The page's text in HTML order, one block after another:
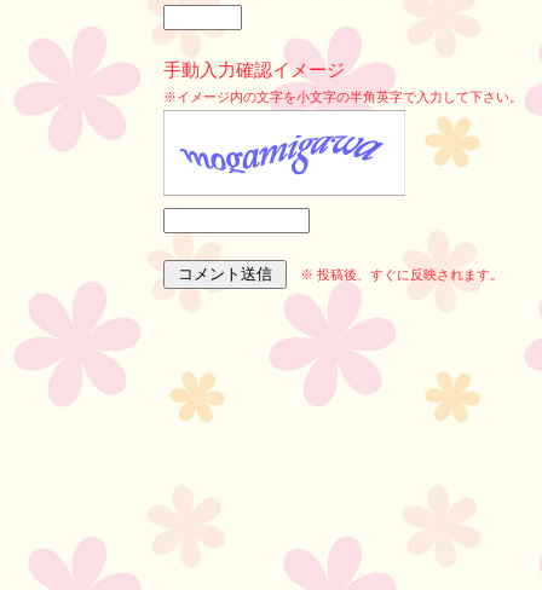
手動入力確認イメージ
※イメージ内の文字を小文字の半角英字で入力して下さい。
※ 投稿後、すぐに反映されます。